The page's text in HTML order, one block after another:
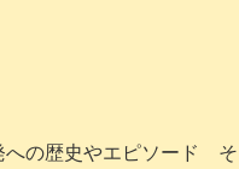
の歴史やエピソード そ